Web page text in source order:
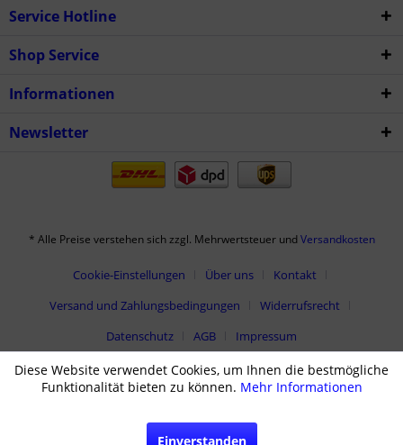
Service Hotline
Shop Service
Informationen
Newsletter
* Alle Preise verstehen sich zzgl. Mehrwertsteuer undVersandkosten
Cookie-Einstellungen Über uns
Kontakt
Versand und Zahlungsbedingungen
Widerrufsrecht
Datenschutz
AGB Impressum
Diese Website verwendet Cookies, um Ihnen die bestmögliche
Funktionalität bieten zu können. Mehr Informationen
Einverstanden